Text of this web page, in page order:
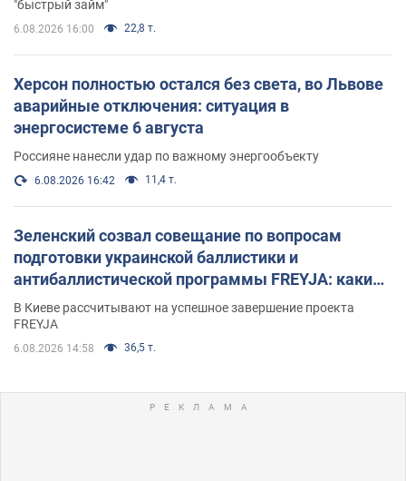
"быстрый займ"
6.08.2026 16:00 22,8 т.
Херсон полностью остался без света, во Львове
аварийные отключения: ситуация в
энергосистеме 6 августа
Россияне нанесли удар по важному энергообъекту
6.08.2026 16:42 11,4 т.
Зеленский созвал совещание по вопросам
подготовки украинской баллистики и
антибаллистической программы FREYJA: какие
решения готовятся
В Киеве рассчитывают на успешное завершение проекта
FREYJA
6.08.2026 14:58 36,5 т.